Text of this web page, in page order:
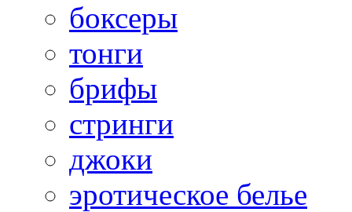
боксеры
тонги
брифы
стринги
джоки
эротическое белье